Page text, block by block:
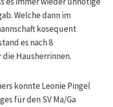
Welche dann im
kosequent
es nach 8
Hausherrinnen.
konnte Leonie Pingel
für den SV Ma/Ga